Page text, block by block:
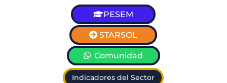
PESEM
STARSOL
Comunidad
Indicadores del Sector